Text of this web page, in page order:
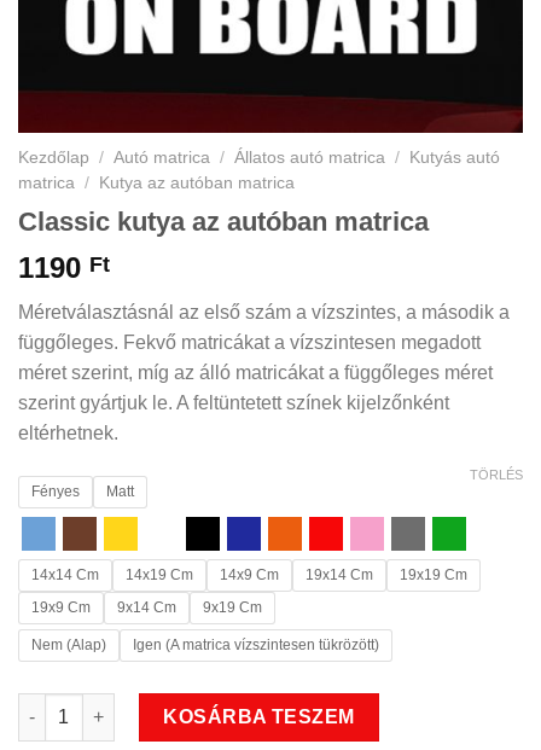
Kezdőlap / Autó matrica / Állatos autó matrica /
Kutyás autó
matrica / Kutya az autóban matrica
Classic kutya az autóban matrica
1190 Ft
Méretválasztásnál az első szám a vízszintes, a második a
függőleges. Fekvő matricákat a vízszintesen megadott
méret szerint, míg az álló matricákat a függőleges méret
szerint gyártjuk le. A feltüntetett színek kijelzőnként
eltérhetnek.
Fényes Matt
14x14 Cm 14x19 Cm 14x9 Cm 19x14 Cm
19x19 Cm
19x9 Cm
9x14 Cm 9x19 Cm
Nem (Alap) Igen (A matrica vízszintesen tükrözött)
TÖRLÉS
Classic kutya az autóban matrica mennyiség
KOSÁRBA TESZEM